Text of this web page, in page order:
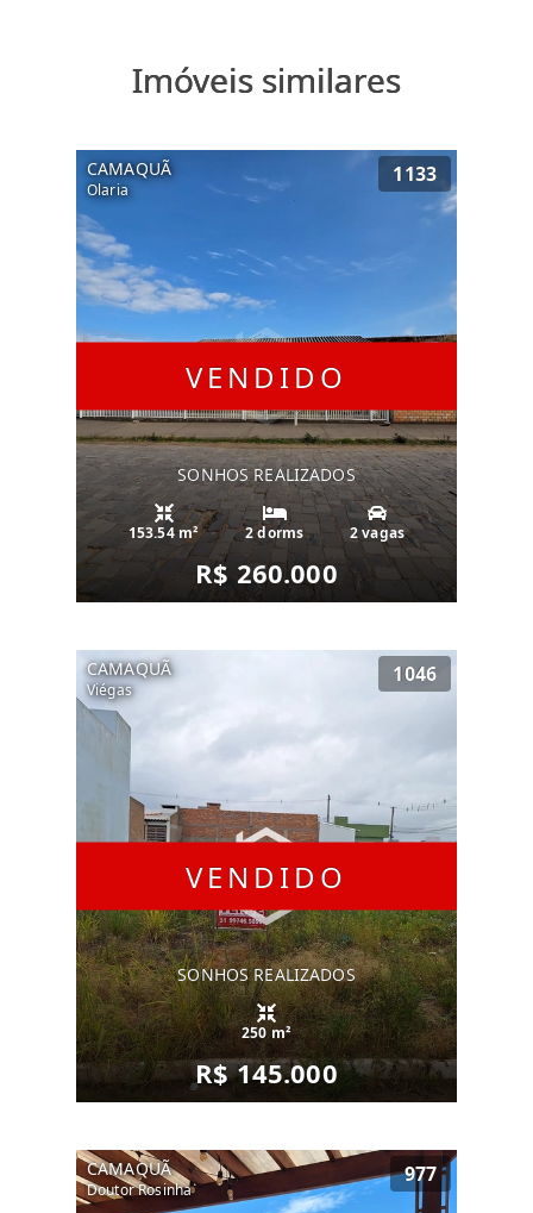
Imóveis similares
VENDIDO
CAMAQUÃ
Olaria
1133
SONHOS REALIZADOS
153.54 m² 2 dorms 2 vagas
R$ 260.000
VENDIDO
CAMAQUÃ
Viégas
1046
SONHOS REALIZADOS
250 m²
R$ 145.000
CAMAQUÃ
Doutor Rosinha
977